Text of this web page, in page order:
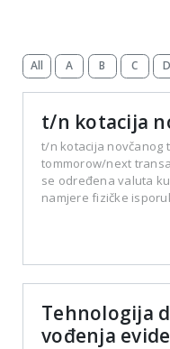
All A B C D
t/n kotacija
t/n kotacija novčanog
tommorow/next
se određena valuta
namjere fizičke
Tehnologija
vođenja